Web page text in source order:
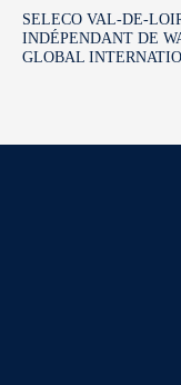
SELECO VAL-DE-
INDÉPENDANT DE
GLOBAL